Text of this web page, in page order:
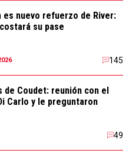
es nuevo refuerzo de River:
su pase
145
de Coudet: reunión con el
Carlo y le preguntaron
49